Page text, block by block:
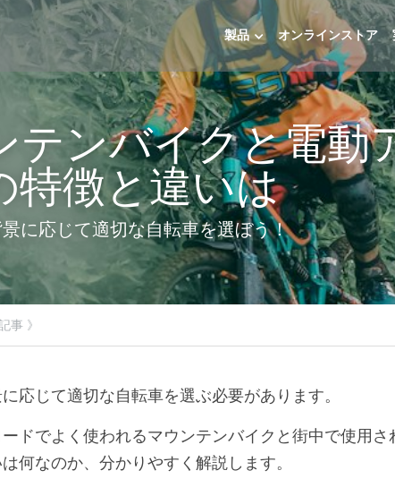
製品 オンラインストア
テンバイクと電動
特徴と違いは
に応じて適切な自転車を選ぼう！
事 》
応じて適切な自転車を選ぶ必要があります。
ドでよく使われるマウンテンバイクと街中で使用
何なのか、分かりやすく解説します。